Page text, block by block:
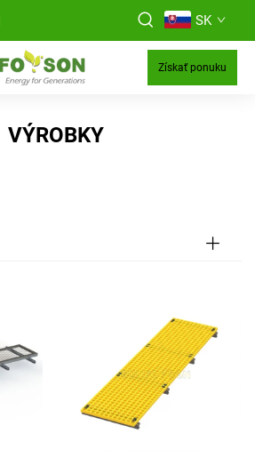
SK
Získať ponuku
VÝROBKY